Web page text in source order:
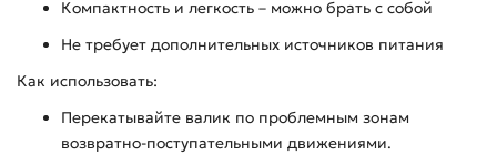
Компактность и легкость – можно брать с собой
Не требует дополнительных источников питания
Как использовать:
Перекатывайте валик по проблемным зонам
возвратно-поступательными движениями.